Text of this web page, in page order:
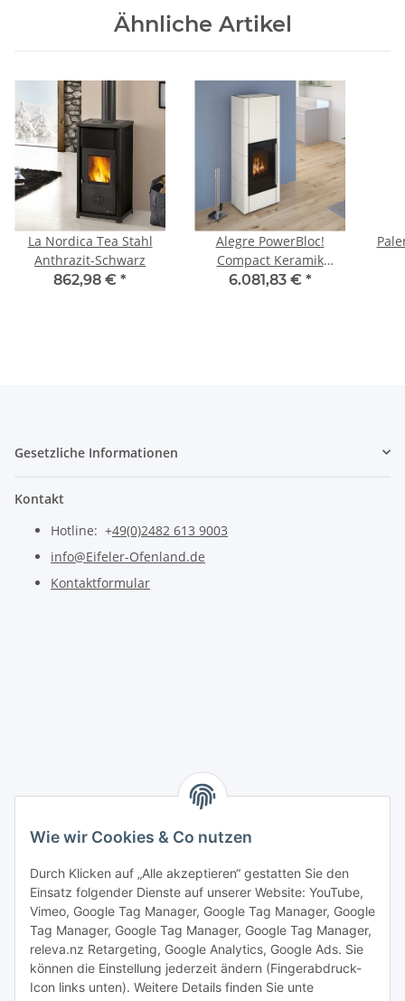
Ähnliche Artikel
La Nordica Tea Stahl
Anthrazit-Schwarz
862,98 € *
Alegre PowerBloc!
Compact Keramik
Schneeweiß
6.081,83 € *
Gesetzliche Informationen
Kontakt
Hotline: +49(0)2482 613 9003
info@Eifeler-Ofenland.de
Kontaktformular
Wie wir Cookies & Co nutzen
Durch Klicken auf „Alle akzeptieren“ gestatten Sie den
Einsatz folgender Dienste auf unserer Website: YouTube,
Vimeo, Google Tag Manager, Google Tag Manager, Google
Tag Manager, Google Tag Manager, Google Tag Manager,
releva.nz Retargeting, Google Analytics, Google Ads. Sie
können die Einstellung jederzeit ändern (Fingerabdruck-
Icon links unten). Weitere Details finden Sie unte